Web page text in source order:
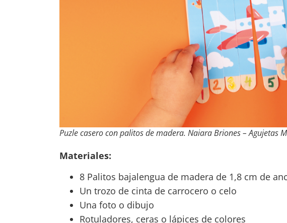
Puzle casero con palitos de madera. Naiara Briones – Agujetas
Materiales:
8 Palitos bajalengua de madera de 1,8 cm de
Un trozo de cinta de carrocero o celo
Una foto o dibujo
Rotuladores, ceras o lápices de colores